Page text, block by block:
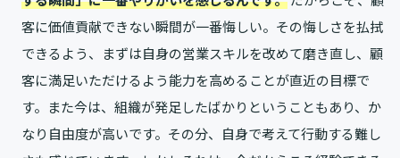
客に価値貢献できない瞬間が一番悔しい。その悔しさを払拭
できるよう、まずは自身の営業スキルを改めて磨き直し、顧
客に満足いただけるよう能力を高めることが直近の目標で
す。また今は、組織が発足したばかりということもあり、か
なり自由度が高いです。その分、自身で考えて行動する難し